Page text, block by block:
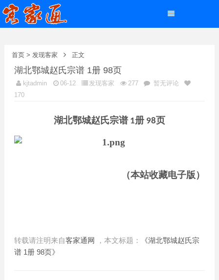
首页> 发现客家 正文
湖北鄂城赵氏宗谱 1册 98页
kjtadmin 06-12 发现客家 277
暂无评论
170
湖北鄂城赵氏宗谱 1册 98页
（本站收藏电子版）
转载请注明来自客家通网 ，本文标题：
《湖北鄂城赵氏宗
谱 1册 98页》